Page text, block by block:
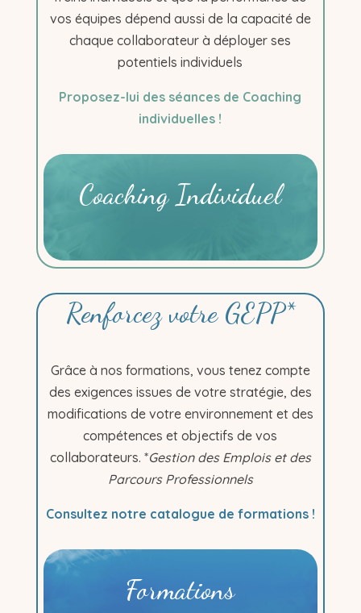
vos équipes dépend aussi de la capacité de
chaque collaborateur à déployer ses
potentiels individuels
Proposez-lui des séances de Coaching
individuelles !
Coaching Individuel
Renforcez votre GEPP*
Grâce à nos formations, vous tenez compte
des exigences issues de votre stratégie, des
modifications de votre environnement et des
compétences et objectifs de vos
collaborateurs. *Gestion des Emplois et des
Parcours Professionnels
Consultez notre catalogue de formations !
Formations